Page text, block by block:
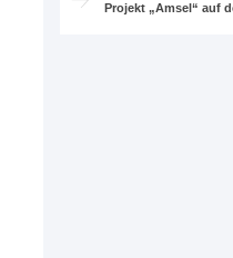
Projekt „Amsel“ auf